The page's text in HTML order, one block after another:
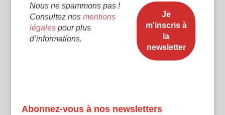
Nous ne spammons pas !
Consultez nos mentions
légalespour plus
d’informations.
Abonnez-vous à nos newsletters